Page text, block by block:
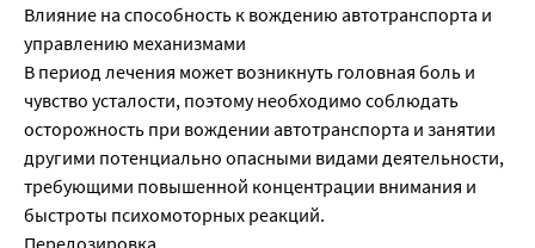
Влияние на способность к вождению автотранспорта и
управлению механизмами
В период лечения может возникнуть головная боль и
чувство усталости, поэтому необходимо соблюдать
осторожность при вождении автотранспорта и занятии
другими потенциально опасными видами деятельности,
требующими повышенной концентрации внимания и
быстроты психомоторных реакций.